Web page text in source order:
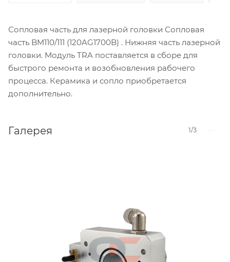
Сопловая часть для лазерной головки Сопловая
часть BM110/111 (120AG1700B) . Нижняя часть лазерной
головки. Модуль TRA поставляется в сборе для
быстрого ремонта и возобновления рабочего
процесса. Керамика и сопло приобретается
дополнительно.
Галерея 1/3